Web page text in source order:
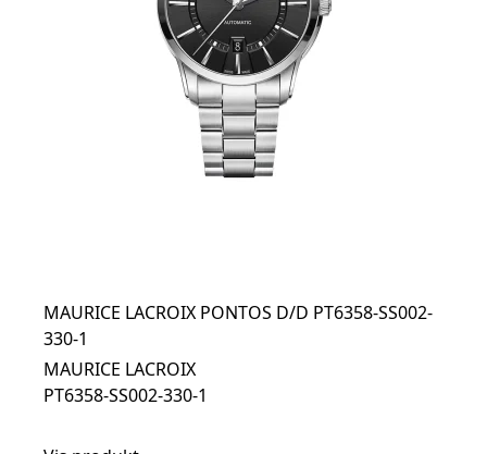
MAURICE LACROIX PONTOS D/D PT6358-SS002-
330-1
MAURICE LACROIX
PT6358-SS002-330-1